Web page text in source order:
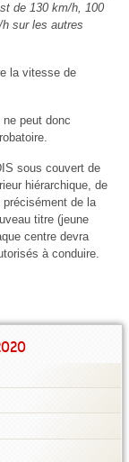
de 130 km/h, 100
sur les autres
la vitesse de
peut donc
sous couvert de
hiérarchique, de
de la
titre (jeune
centre devra
à conduire.